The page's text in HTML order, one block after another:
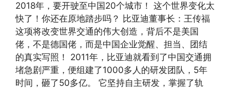
2018年，要开驶至中国20个城市！ 这个世界变化太
快了！你还在原地踏步吗？ 比亚迪董事长：王传福
这项将改变世界交通的伟大创造，背后不是美国
佬，不是德国佬，而是中国企业觉醒、担当、团结
的真实写照！ 2011年，比亚迪就看到了中国交通拥
堵急剧严重，便组建了1000多人的研发团队，5年
时间，砸了50多亿。 它坚持自主研发，掌握了轨